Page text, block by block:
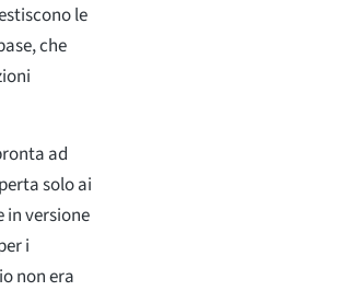
le
che
ad
solo ai
in versione
i
non era